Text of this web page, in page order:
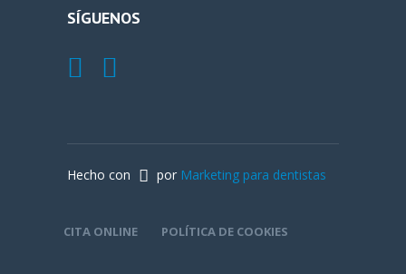
SÍGUENOS
Hecho con por Marketing para dentistas
CITA ONLINE POLÍTICA DE COOKIES